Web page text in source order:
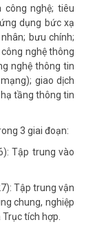
công nghệ; tiêu
dụng bức xạ
bưu chính;
nghệ thông
nghệ thông tin
giao dịch
tầng thông tin
3 giai đoạn:
Tập trung vào
Tập trung vận
chung, nghiệp
tích hợp.